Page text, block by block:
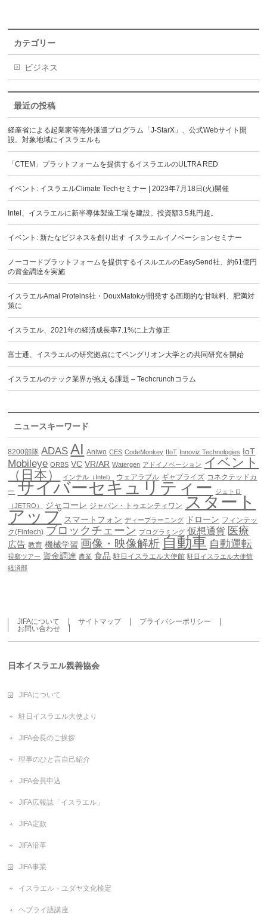
カテゴリー
ビジネス
最近の投稿
経産省による起業家等海外派遣プログラム「J-StarX」、公式Webサイト開
設。対象地域にイスラエルも
「CTEM」プラットフォームを提供するイスラエルのULTRA RED
イベント: イスラエルClimate Techセミナー | 2023年7月18日(火)開催
Intel、イスラエルに新半導体製造工場を建設。投資額3.5兆円超。
イベント: 新たなビジネスを創り出す イスラエルイノベーションセミナー
ノーコードプラットフォームを提供するイスルエルのEasySend社、約61億円
の資金調達を実施
イスラエルAmai Proteins社・DouxMatokが開発する画期的な甘味料、肥満対
策に
イスラエル、2021年の経済成長率7.1%に上方修正
富士通、イスラエルの研究拠点にてベングリオン大学との共同研究を開始
イスラエルのテック業界が抱える課題 – Techcrunchコラム
ニュースキーワード
8200部隊 ADAS AI Aniwo CES CodeMonkey IIoT Innoviz Technologies IoT
Mobileye ORBS VC VR/AR Watergen アドイノベーション イベント
（日本）
インテル（Intel） ウェアラブル ギャプライズ コネクテッドカ
ー サイバーセキュリティー ジェトロ
（JETRO）
ジャコーレ ジャパン・トゥエンティワン スタート
アップ スマートフォン ディープラーニング ドローン フィンテッ
ク(Fintech) ブロックチェーン プログラミング 仮想通貨 医療
広告 教育 機械学習 画像・映像解析 自動車 自動運転
視察ツアー 資金調達 農業 食品 駐日イスラエル大使館 駐日イスラエル大使館
経済部
JIFAについて サイトマップ
プライバシーポリシー
お問い合わせ
日本イスラエル親善協会
JIFAについて
駐日イスラエル大使より
JIFA会長のご挨拶
理事のひと言自己紹介
JIFA会員申込
JIFA広報誌「イスラエル」
JIFA定款
JIFA沿革
JIFA事業
イスラエル・ユダヤ文化検定
ヘブライ語講座